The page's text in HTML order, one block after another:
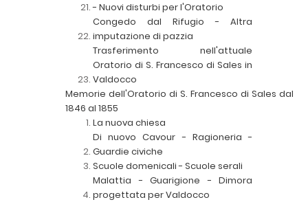
- Nuovi disturbi per l'Oratorio
Congedo dal Rifugio - Altra
imputazione di pazzia
Trasferimento nell'attuale
Oratorio di S. Francesco di Sales in
Valdocco
Memorie dell'Oratorio di S. Francesco di Sales dal
1846 al 1855
La nuova chiesa
Di nuovo Cavour - Ragioneria -
Guardie civiche
Scuole domenicali - Scuole serali
Malattia - Guarigione - Dimora
progettata per Valdocco